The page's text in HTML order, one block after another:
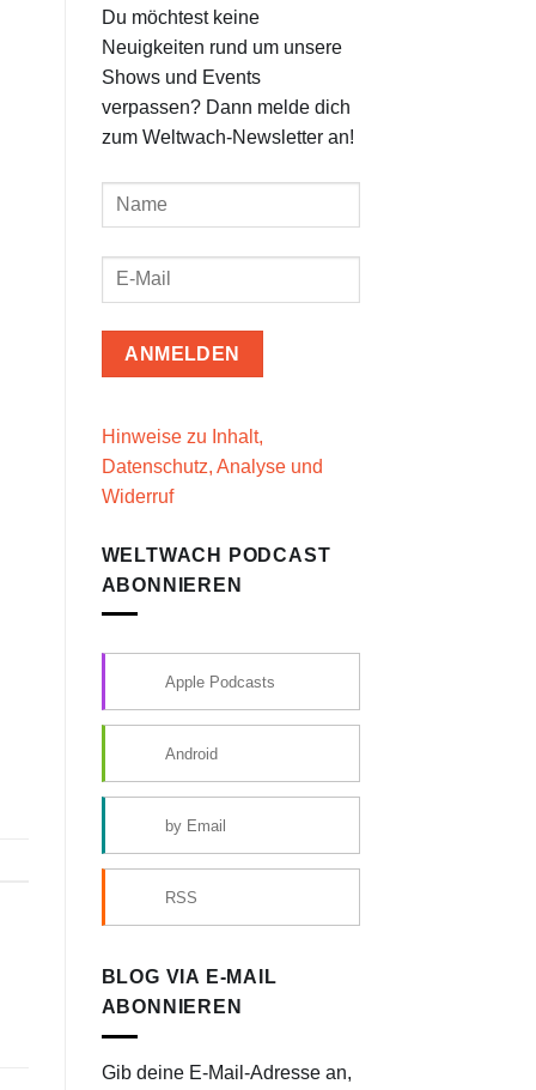
Du möchtest keine
Neuigkeiten rund um unsere
Shows und Events
verpassen? Dann melde dich
zum Weltwach-Newsletter an!
Hinweise zu Inhalt,
Datenschutz, Analyse und
Widerruf
WELTWACH PODCAST
ABONNIEREN
Apple Podcasts
Android
by Email
RSS
BLOG VIA E-MAIL
ABONNIEREN
Gib deine E-Mail-Adresse an,